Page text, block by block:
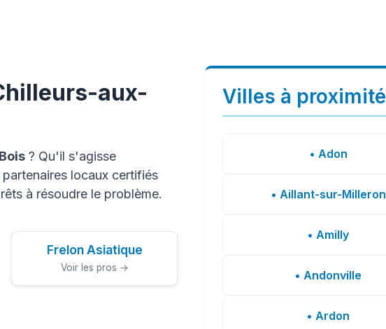
aux-
? Qu'il s'agisse
locaux certifiés
à résoudre le problème.
Frelon Asiatique
Voir les pros →
Villes à proximité
• Adon
• Aillant-sur-Milleron
• Amilly
• Andonville
• Ardon